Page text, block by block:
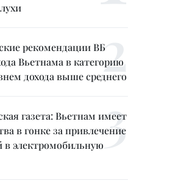
рекомендации ВБ
Вьетнама в категорию
дохода выше среднего
газета: Вьетнам имеет
в гонке за привлечение
в электромобильную